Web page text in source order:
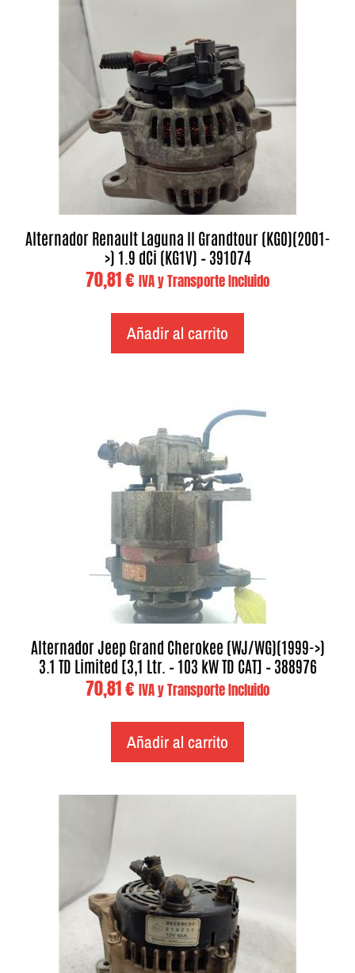
Alternador Renault Laguna II Grandtour (KG0)(2001-
>) 1.9 dCi (KG1V) – 391074
70,81€ IVA y Transporte Incluido
Añadir al carrito
Alternador Jeep Grand Cherokee (WJ/WG)(1999->)
3.1 TD Limited [3,1 Ltr. – 103 kW TD CAT] – 388976
70,81€ IVA y Transporte Incluido
Añadir al carrito